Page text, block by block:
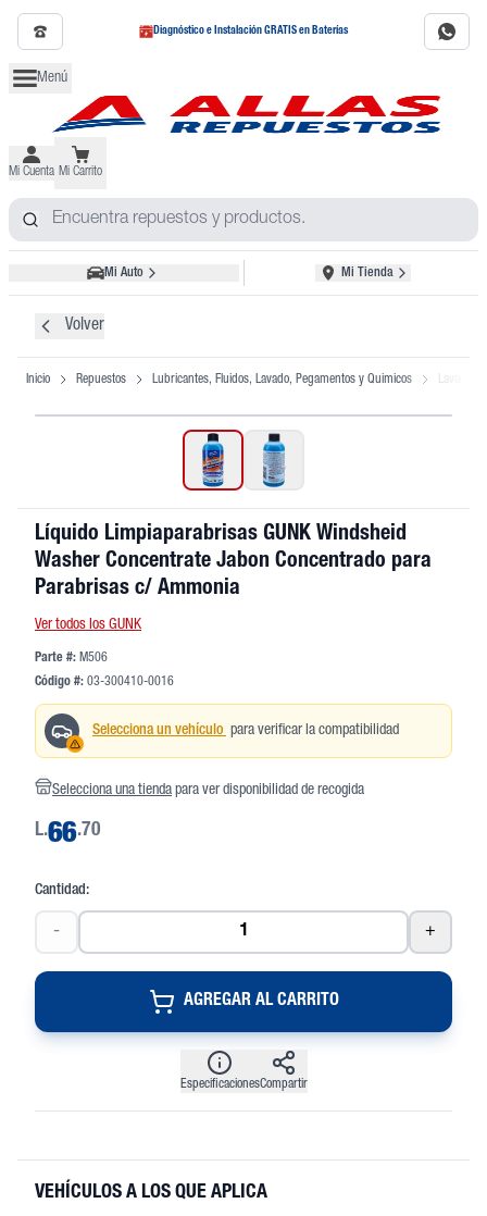
Diagnóstico e Instalación GRATIS en Baterías
Menú
Mi Cuenta Mi Carrito
Mi Auto Mi Tienda
Volver
Inicio Repuestos Lubricantes, Fluidos, Lavado, Pegamentos y Quimicos Lavado
Líquido Limpiaparabrisas GUNK Windsheid
Washer Concentrate Jabon Concentrado para
Parabrisas c/ Ammonia
Ver todos los GUNK
Parte #: M506
Código #: 03-300410-0016
Selecciona un vehículo para verificar la compatibilidad
Selecciona una tienda para ver disponibilidad de recogida
L.66.70
Cantidad:
- +
AGREGAR AL CARRITO
EspecificacionesCompartir
VEHÍCULOS A LOS QUE APLICA